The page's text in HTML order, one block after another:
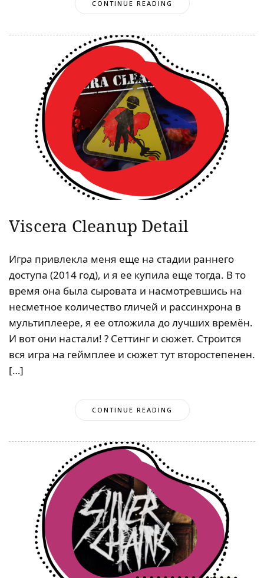
CONTINUE READING
Viscera Cleanup Detail
Игра привлекла меня еще на стадии раннего
доступа (2014 год), и я ее купила еще тогда. В то
время она была сыровата и насмотревшись на
несметное количество гличей и рассинхрона в
мультиплеере, я ее отложила до лучших времён.
И вот они настали! ? Сеттинг и сюжет. Строится
вся игра на геймплее и сюжет тут второстепенен.
[…]
CONTINUE READING